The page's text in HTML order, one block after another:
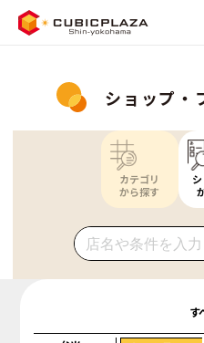
ショップ・
カテゴリ
から探す
す